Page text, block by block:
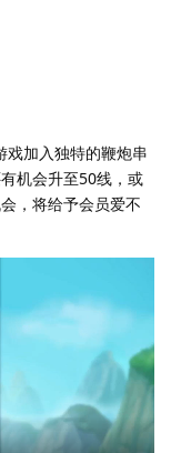
戏加入独特的鞭炮串
机会升至50线，或
，将给予会员爱不